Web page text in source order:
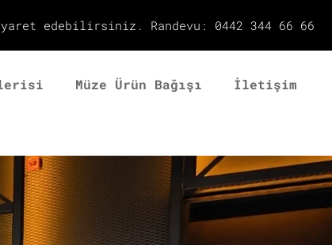
edebilirsiniz. Randevu: 0442 344 66 66
Müze Ürün Bağışı İletişim